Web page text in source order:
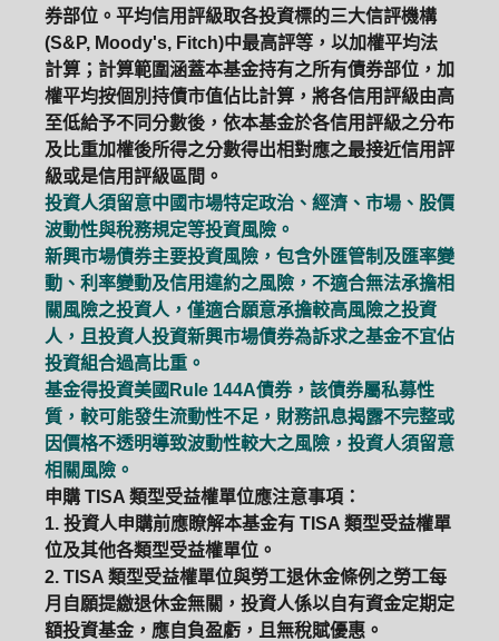
券部位。平均信用評級取各投資標的三大信評機構
(S&P, Moody's, Fitch)中最高評等，以加權平均法
計算；計算範圍涵蓋本基金持有之所有債券部位，加
權平均按個別持債市值佔比計算，將各信用評級由高
至低給予不同分數後，依本基金於各信用評級之分布
及比重加權後所得之分數得出相對應之最接近信用評
級或是信用評級區間。
投資人須留意中國市場特定政治、經濟、市場、股價
波動性與稅務規定等投資風險。
新興市場債券主要投資風險，包含外匯管制及匯率變
動、利率變動及信用違約之風險，不適合無法承擔相
關風險之投資人，僅適合願意承擔較高風險之投資
人，且投資人投資新興市場債券為訴求之基金不宜佔
投資組合過高比重。
基金得投資美國Rule 144A債券，該債券屬私募性
質，較可能發生流動性不足，財務訊息揭露不完整或
因價格不透明導致波動性較大之風險，投資人須留意
相關風險。
申購 TISA 類型受益權單位應注意事項：
1. 投資人申購前應瞭解本基金有 TISA 類型受益權單
位及其他各類型受益權單位。
2. TISA 類型受益權單位與勞工退休金條例之勞工每
月自願提繳退休金無關，投資人係以自有資金定期定
額投資基金，應自負盈虧，且無稅賦優惠。